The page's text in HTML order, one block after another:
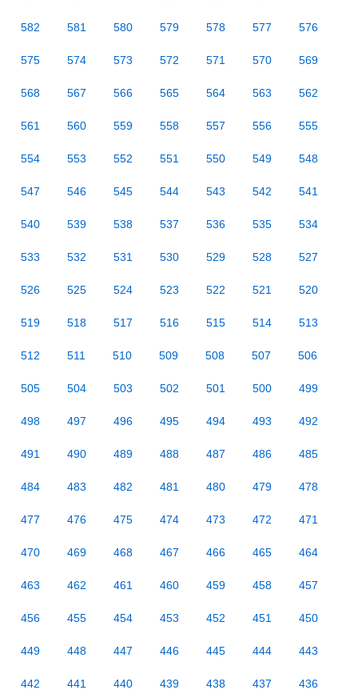
582 581 580 579 578 577 576
575 574 573 572 571 570 569
568 567 566 565 564 563 562
561 560 559 558 557 556 555
554 553 552 551 550 549 548
547 546 545 544 543 542 541
540 539 538 537 536 535 534
533 532 531 530 529 528 527
526 525 524 523 522 521 520
519 518 517 516 515 514 513
512 511 510 509 508 507 506
505 504 503 502 501 500 499
498 497 496 495 494 493 492
491 490 489 488 487 486 485
484 483 482 481 480 479 478
477 476 475 474 473 472 471
470 469 468 467 466 465 464
463 462 461 460 459 458 457
456 455 454 453 452 451 450
449 448 447 446 445 444 443
442 441 440 439 438 437 436